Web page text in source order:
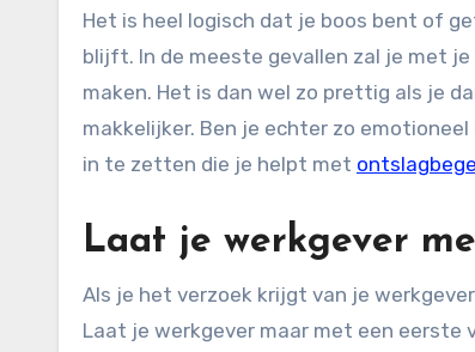
Het is heel logisch dat je boos bent of
blijft. In de meeste gevallen zal je met
maken. Het is dan wel zo prettig als je
makkelijker. Ben je echter zo
in te zetten die je helpt met
Laat je werkgever
Als je het verzoek krijgt van je
Laat je werkgever maar met een eerste